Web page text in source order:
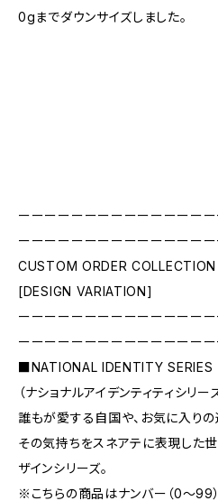
0gまでダウンサイズしました。
ーーーーーーーーーーーーーー
ーーーーーーーーーーーーーー
CUSTOM ORDER COLLECTION
[DESIGN VARIATION]
ーーーーーーーーーーーーーー
ーーーーーーーーーーーーーー
■NATIONAL IDENTITY SERIES
（ナショナルアイデンティティシリーズ
誰もが愛する自国や、お気に入り
その気持ちをスネアテに表現した
ザインシリーズ。
※こちらの商品はナンバー（0〜99